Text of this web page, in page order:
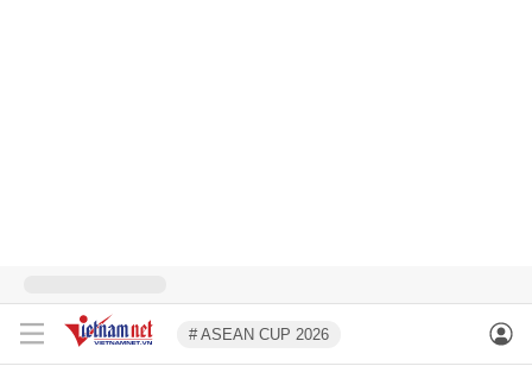
# ASEAN CUP 2026